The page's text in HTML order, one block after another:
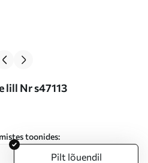
lill Nr s47113
toonides:
Pilt lõuendil